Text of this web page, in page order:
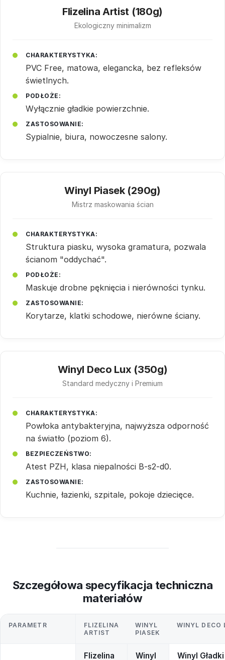
Flizelina Artist (180g)
Ekologiczny minimalizm
CHARAKTERYSTYKA:
PVC Free, matowa, elegancka, bez refleksów
świetlnych.
PODŁOŻE:
Wyłącznie gładkie powierzchnie.
ZASTOSOWANIE:
Sypialnie, biura, nowoczesne salony.
Winyl Piasek (290g)
Mistrz maskowania ścian
CHARAKTERYSTYKA:
Struktura piasku, wysoka gramatura, pozwala
ścianom "oddychać".
PODŁOŻE:
Maskuje drobne pęknięcia i nierówności tynku.
ZASTOSOWANIE:
Korytarze, klatki schodowe, nierówne ściany.
Winyl Deco Lux (350g)
Standard medyczny i Premium
CHARAKTERYSTYKA:
Powłoka antybakteryjna, najwyższa odporność
na światło (poziom 6).
BEZPIECZEŃSTWO:
Atest PZH, klasa niepalności B-s2-d0.
ZASTOSOWANIE:
Kuchnie, łazienki, szpitale, pokoje dziecięce.
Szczegółowa specyfikacja techniczna
materiałów
PARAMETR
FLIZELINA
ARTIST
WINYL
PIASEK
WINYL DECO
Flizelina Winyl Winyl Gładki